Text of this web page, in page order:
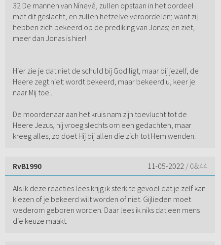
32 De mannen van Nínevé, zullen opstaan in het oordeel
met dit geslacht, en zullen hetzelve veroordelen; want zij
hebben zich bekeerd op de prediking van Jonas; en ziet,
meer dan Jonas is hier!
Hier zie je dat niet de schuld bij God ligt, maar bij jezelf, de
Heere zegt niet: wordt bekeerd, maar bekeerd u, keer je
naar Mij toe...
De moordenaar aan het kruis nam zijn toevlucht tot de
Heere Jezus, hij vroeg slechts om een gedachten, maar
kreeg alles, zo doet Hij bij allen die zich tot Hem wenden.
RvB1990 11-05-2022 / 08:44
Als ik deze reacties lees krijg ik sterk te gevoel dat je zelf kan
kiezen of je bekeerd wilt worden of niet. Gijlieden moet
wederom geboren worden. Daar lees ik niks dat een mens
die keuze maakt.